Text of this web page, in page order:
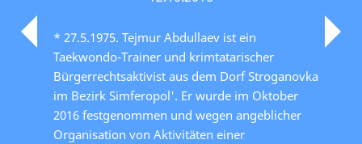
* 27.5.1975. Tejmur Abdullaev ist ein
Taekwondo-Trainer und krimtatarischer
Bürgerrechtsaktivist aus dem Dorf Stroganovka
im Bezirk Simferopol'. Er wurde im Oktober
2016 festgenommen und wegen angeblicher
Organisation von Aktivitäten einer